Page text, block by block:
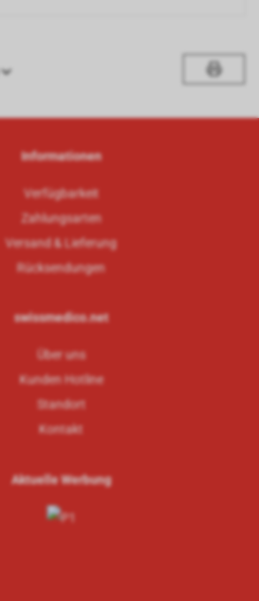
Informationen
Verfügbarkeit
Zahlungsarten
Versand & Lieferung
Rücksendungen
swissmedico.net
Über uns
Kunden Hotline
Standort
Kontakt
Aktuelle Werbung